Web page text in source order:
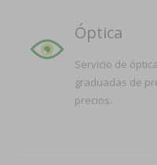
Óptica
Servicio de
graduadas de
precios.